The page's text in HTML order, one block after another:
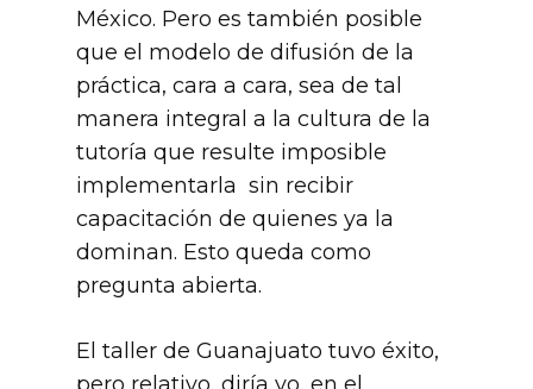
México. Pero es también posible
que el modelo de difusión de la
práctica, cara a cara, sea de tal
manera integral a la cultura de la
tutoría que resulte imposible
implementarla sin recibir
capacitación de quienes ya la
dominan. Esto queda como
pregunta abierta.
El taller de Guanajuato tuvo éxito,